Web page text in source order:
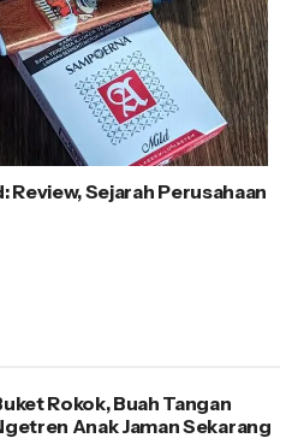
Review, Sejarah Perusahaan
Rokok, Buah Tangan
Anak Jaman Sekarang